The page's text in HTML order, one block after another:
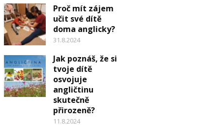
Proč mít zájem
učit své dítě
doma anglicky?
31.8.2024
Jak poznáš, že si
tvoje dítě
osvojuje
angličtinu
skutečně
přirozeně?
11.8.2024